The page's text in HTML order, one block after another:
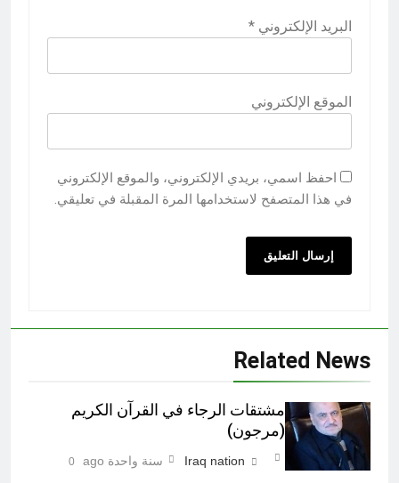
البريد الإلكتروني *
الموقع الإلكتروني
احفظ اسمي، بريدي الإلكتروني، والموقع الإلكتروني
في هذا المتصفح لاستخدامها المرة المقبلة في تعليقي.
Related News
مشتقات الرجاء في القرآن الكريم
(مرجون)‎
Iraq nation سنة واحدة ago 0